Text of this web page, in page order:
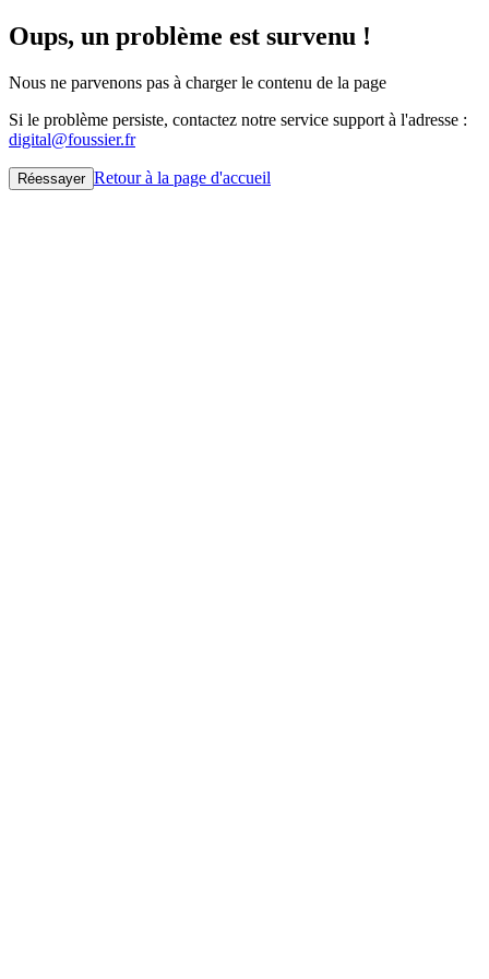
Oups, un problème est survenu !
Nous ne parvenons pas à charger le contenu de la page
Si le problème persiste, contactez notre service support à l'adresse :
digital@foussier.fr
Réessayer Retour à la page d'accueil